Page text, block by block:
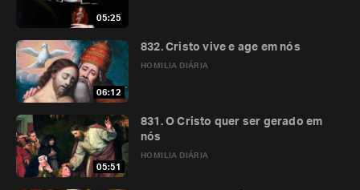
05:25
06:12
HOMILIA DIÁRIA
832. Cristo vive e age em nós
05:51
HOMILIA DIÁRIA
831. O Cristo quer ser gerado em
nós